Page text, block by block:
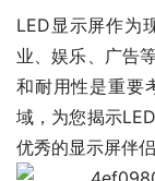
LED显示屏作为
业、娱乐、广告
和耐用性是重要
域，为您揭示
优秀的显示屏伴侣